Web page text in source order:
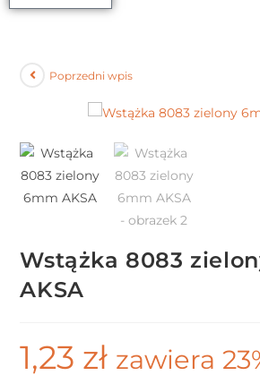
Poprzedni wpis
Wstążka 8083
AKSA
1,23 zł zawiera